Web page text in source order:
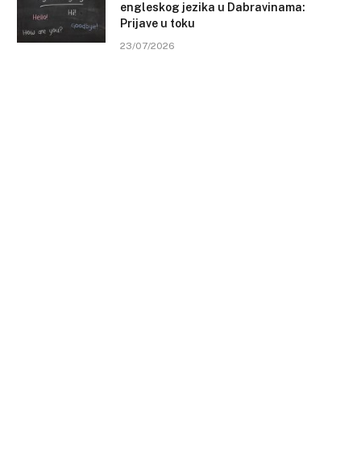
engleskog jezika u Dabravinama:
Prijave u toku
23/07/2026